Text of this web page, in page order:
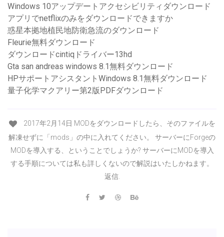
Windows 10アップデートアクセシビリティダウンロード
アプリでnetflixのみをダウンロードできますか
惑星本拠地植民地防衛急流のダウンロード
Fleurie無料ダウンロード
ダウンロードcintiqドライバー13hd
Gta san andreas windows 8.1無料ダウンロード
HPサポートアシスタントWindows 8.1無料ダウンロード
量子化学マクアリー第2版PDFダウンロード
2017年2月14日 MODをダウンロードしたら、そのファイルを
解凍せずに「mods」の中に入れてください。 サーバーにForgeの
MODを導入する、ということでしょうか? サーバーにMODを導入
する手順については私も詳しくないので解説はいたしかねます。
返信.